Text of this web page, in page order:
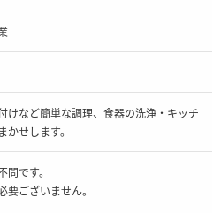
けなど簡単な調理、食器の洗浄・キッチ
かせします。
です。
要ございません。